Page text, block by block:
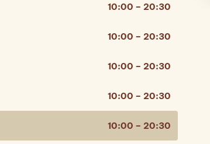
10:00 – 20:30
10:00 – 20:30
10:00 – 20:30
10:00 – 20:30
10:00 – 20:30